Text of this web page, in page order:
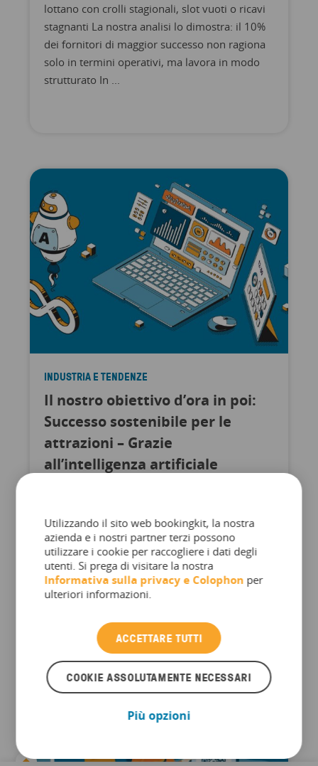
lottano con crolli stagionali, slot vuoti o ricavi
stagnanti La nostra analisi lo dimostra: il 10%
dei fornitori di maggior successo non ragiona
solo in termini operativi, ma lavora in modo
strutturato In ...
INDUSTRIA E TENDENZE
Il nostro obiettivo d’ora in poi:
Successo sostenibile per le
attrazioni – Grazie
all’intelligenza artificiale
strategia basata sull'intelligenza artificiale, si
rischia di rimanere indietro Tuttavia, se si
dispone di una strategia, è probabile che sia
simile a quella di tutti gli altri Noi di bookingkit
non abbiamo deciso di prendere posizione ...
Utilizzando il sito web bookingkit, la nostra
azienda e i nostri partner terzi possono
utilizzare i cookie per raccogliere i dati degli
utenti. Si prega di visitare la nostra
Informativa sulla privacy e Colophon per
ulteriori informazioni.
ACCETTARE TUTTI
COOKIE ASSOLUTAMENTE NECESSARI
Più opzioni